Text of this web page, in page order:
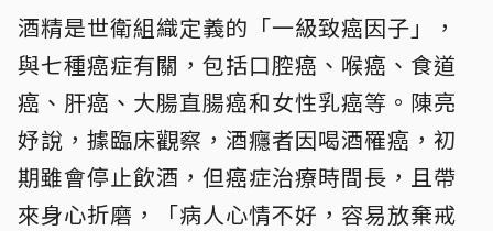
酒精是世衛組織定義的「一級致癌因子」，
與七種癌症有關，包括口腔癌、喉癌、食道
癌、肝癌、大腸直腸癌和女性乳癌等。陳亮
妤說，據臨床觀察，酒癮者因喝酒罹癌，初
期雖會停止飲酒，但癌症治療時間長，且帶
來身心折磨，「病人心情不好，容易放棄戒